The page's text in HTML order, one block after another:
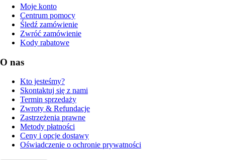
Moje konto
Centrum pomocy
Śledź zamówienie
Zwróć zamówienie
Kody rabatowe
O nas
Kto jesteśmy?
Skontaktuj się z nami
Termin sprzedaży
Zwroty & Refundacje
Zastrzeżenia prawne
Metody płatności
Ceny i opcje dostawy
Oświadczenie o ochronie prywatności